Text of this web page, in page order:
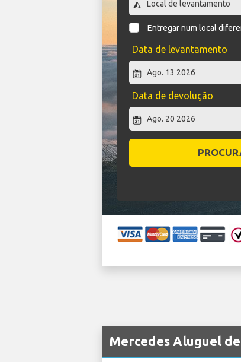
Entregar num local
Data de levantamento
Data de devolução
Mercedes Aluguel